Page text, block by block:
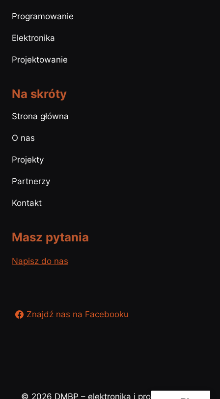
Programowanie
Elektronika
Projektowanie
Na skróty
Strona główna
O nas
Projekty
Partnerzy
Kontakt
Masz pytania
Napisz do nas
Znajdź nas na Facebooku
© 2026 DMBP – elektronika i programowanie